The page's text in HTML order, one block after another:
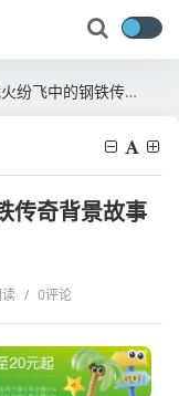
的钢铁传奇背景故事全览
传奇背景故事
/ 0评论